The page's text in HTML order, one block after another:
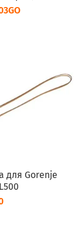
для Gorenje